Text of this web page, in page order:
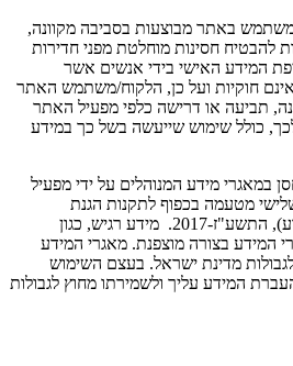
המשתמש באתר מבוצעות בסביבה מקוונה,
להבטיח חסינות מוחלטת מפני חדירות
המידע האישי בידי אנשים אשר
חוקיות ועל כן, הלקוח/משתמש האתר
תביעה או דרישה כלפי מפעיל האתר
כולל שימוש שייעשה בשל כך במידע
במאגרי מידע המנוהלים על ידי מפעיל
מטעמה בכפוף לתקנות הגנת
הפרטיות (אבטחת מידע), התשע"ז-2017. מידע רגיש, כגון
המידע בצורה מוצפנת. מאגרי המידע
מדינת ישראל. בעצם השימוש
המידע עליך ולשמירתו מחוץ לגבולות